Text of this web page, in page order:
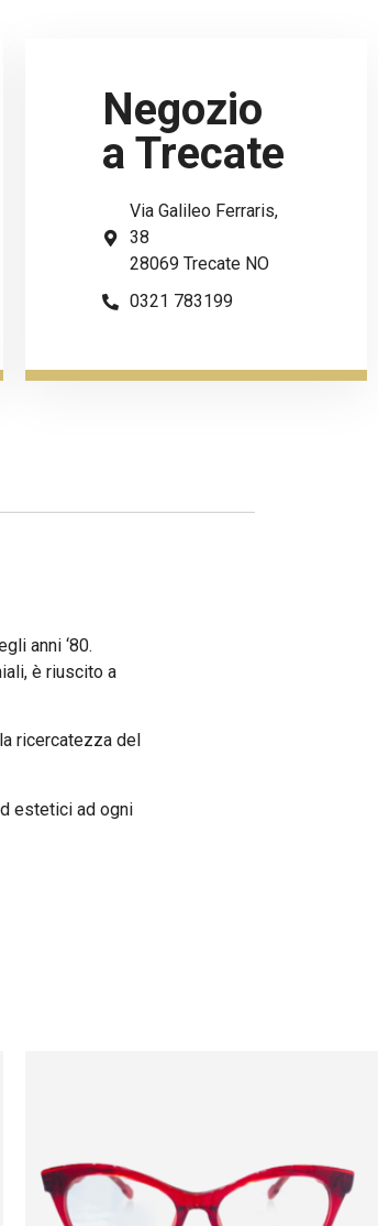
Negozio
a Trecate
Via Galileo Ferraris,
38
28069 Trecate NO
0321 783199
anni ‘80.
è riuscito a
ricercatezza del
estetici ad ogni